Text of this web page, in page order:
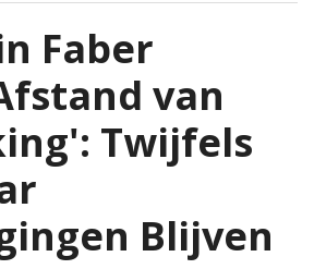
Faber
van
Twijfels
Blijven